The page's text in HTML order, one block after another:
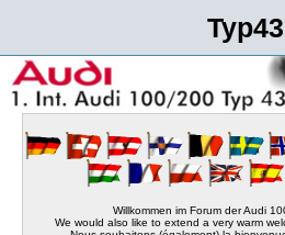
Typ43
Willkommen im Forum der Audi
We would also like to extend a very warm